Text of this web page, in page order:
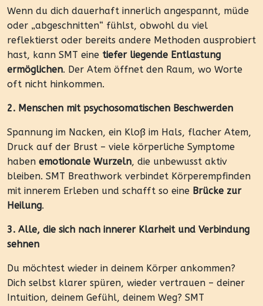
Wenn du dich dauerhaft innerlich angespannt, müde
oder „abgeschnitten“ fühlst, obwohl du viel
reflektierst oder bereits andere Methoden ausprobiert
hast, kann SMT eine tiefer liegende Entlastung
ermöglichen. Der Atem öffnet den Raum, wo Worte
oft nicht hinkommen.
2. Menschen mit psychosomatischen Beschwerden
Spannung im Nacken, ein Kloß im Hals, flacher Atem,
Druck auf der Brust – viele körperliche Symptome
haben emotionale Wurzeln, die unbewusst aktiv
bleiben. SMT Breathwork verbindet Körperempfinden
mit innerem Erleben und schafft so eine Brücke zur
Heilung.
3. Alle, die sich nach innerer Klarheit und Verbindung
sehnen
Du möchtest wieder in deinem Körper ankommen?
Dich selbst klarer spüren, wieder vertrauen – deiner
Intuition, deinem Gefühl, deinem Weg? SMT